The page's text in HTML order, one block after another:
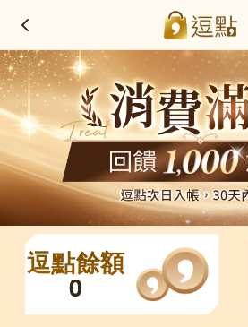
逗點餘額
0